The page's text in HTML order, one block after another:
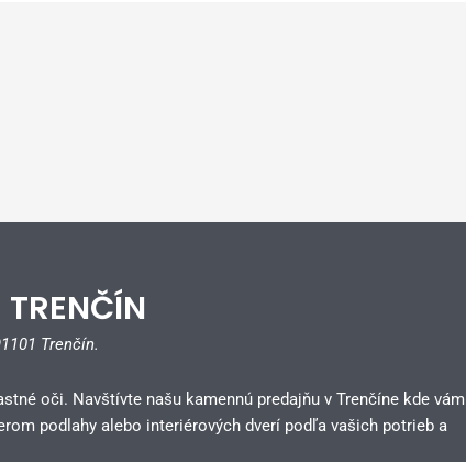
Trenčín.
oči. Navštívte našu kamennú predajňu v Trenčíne kde vám
podlahy alebo interiérových dverí podľa vašich potrieb a